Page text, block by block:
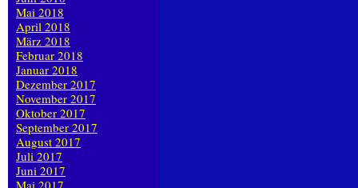
Mai 2018
April 2018
März 2018
Februar 2018
Januar 2018
Dezember 2017
November 2017
Oktober 2017
September 2017
August 2017
Juli 2017
Juni 2017
Mai 2017